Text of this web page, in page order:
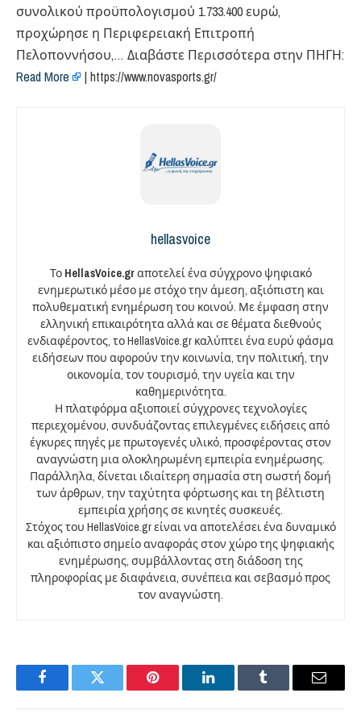
συνολικού προϋπολογισμού 1.733.400 ευρώ,
προχώρησε η Περιφερειακή Επιτροπή
Πελοποννήσου,… Διαβάστε Περισσότερα στην ΠΗΓΗ:
Read More
| https://www.novasports.gr/
hellasvoice
Το HellasVoice.grαποτελεί ένα σύγχρονο ψηφιακό
ενημερωτικό μέσο με στόχο την άμεση, αξιόπιστη και
πολυθεματική ενημέρωση του κοινού. Με έμφαση στην
ελληνική επικαιρότητα αλλά και σε θέματα διεθνούς
ενδιαφέροντος, το HellasVoice.gr καλύπτει ένα ευρύ φάσμα
ειδήσεων που αφορούν την κοινωνία, την πολιτική, την
οικονομία, τον τουρισμό, την υγεία και την
καθημερινότητα.
Η πλατφόρμα αξιοποιεί σύγχρονες τεχνολογίες
περιεχομένου, συνδυάζοντας επιλεγμένες ειδήσεις από
έγκυρες πηγές με πρωτογενές υλικό, προσφέροντας στον
αναγνώστη μια ολοκληρωμένη εμπειρία ενημέρωσης.
Παράλληλα, δίνεται ιδιαίτερη σημασία στη σωστή δομή
των άρθρων, την ταχύτητα φόρτωσης και τη βέλτιστη
εμπειρία χρήσης σε κινητές συσκευές.
Στόχος του HellasVoice.gr είναι να αποτελέσει ένα δυναμικό
και αξιόπιστο σημείο αναφοράς στον χώρο της ψηφιακής
ενημέρωσης, συμβάλλοντας στη διάδοση της
πληροφορίας με διαφάνεια, συνέπεια και σεβασμό προς
τον αναγνώστη.
FacebookTwitter Pinterest LinkedInTumblr Email